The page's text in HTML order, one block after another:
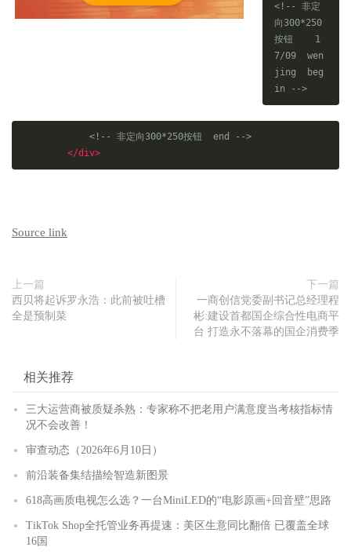
<!-- 非定
向300*250
按钮    1
7/09  wen
jing  beg
in -->
<!-- 非定向300*250按钮  end -->
</div>
Source link
上一篇
西贝将起诉罗永浩：此前被吐槽
全是预制菜
下一篇
一商创信党委副书记总经理程
彬:建设首都国企综合性电商平
台 打造永不落幕的国企消费季
相关推荐
三大运营商被质疑杀熟：专家称不把老用户满意度当考核指标情
况不会改善！
审查动态（2026年6月10日）
前沿装备集结描绘智造新图景
618高画质电视怎么选？一台MiniLED的“电影原画+回音壁”思路
TikTok Shop全托管业务再提速：美区生意同比翻倍 已覆盖全球
16国